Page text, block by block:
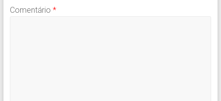
Comentário *